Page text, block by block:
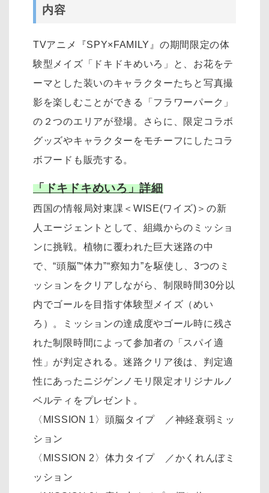
内容
TVアニメ『SPY×FAMILY』の期間限定の体
験型メイズ「ドキドキめいろ」と、お花をテ
ーマとした装いのキャラクターたちと写真撮
影を楽しむことができる「フラワーパーク」
の２つのエリアが登場。さらに、限定コラボ
グッズやキャラクターをモチーフにしたコラ
ボフードも販売する。
「ドキドキめいろ」詳細
西国の情報局対東課＜WISE(ワイズ)＞の新
人エージェントとして、組織からのミッショ
ンに挑戦。植物に覆われた巨大迷路の中
で、“頭脳”“体力”“察知力”を駆使し、3つのミ
ッションをクリアしながら、制限時間30分以
内でゴールを目指す体験型メイズ（めい
ろ）。ミッションの達成度やゴール時に残さ
れた制限時間によって参加者の「スパイ適
性」が判定される。迷路クリア後は、判定適
性にあったニジゲンノモリ限定オリジナルノ
ベルティをプレゼント。
〈MISSION 1〉頭脳タイプ ／神経衰弱ミッ
ション
〈MISSION 2〉体力タイプ ／かくれんぼミ
ッション